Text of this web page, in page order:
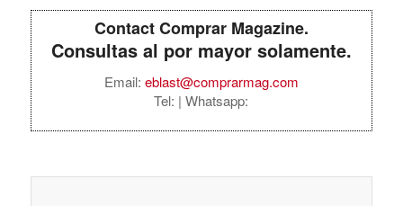
Contact Comprar Magazine.
Consultas al por mayor solamente.
Email: eblast@comprarmag.com
Tel: | Whatsapp: